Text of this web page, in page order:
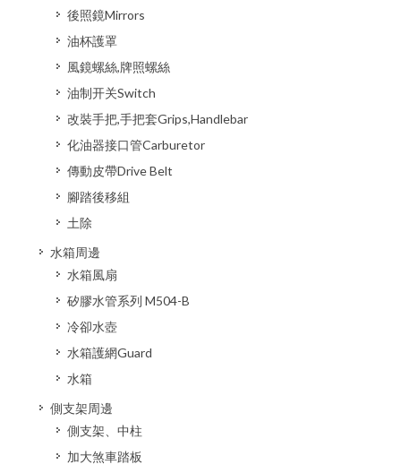
後照鏡Mirrors
油杯護罩
風鏡螺絲,牌照螺絲
油制开关Switch
改裝手把,手把套Grips,Handlebar
化油器接口管Carburetor
傳動皮帶Drive Belt
腳踏後移組
土除
水箱周邊
水箱風扇
矽膠水管系列 M504-B
冷卻水壺
水箱護網Guard
水箱
側支架周邊
側支架、中柱
加大煞車踏板